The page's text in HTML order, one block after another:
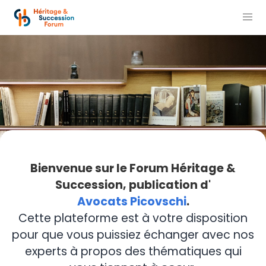
Bienvenue sur le Forum Héritage &
Succession, publication d'
Avocats Picovschi.
Cette plateforme est à votre disposition
pour que vous puissiez échanger avec nos
experts à propos des thématiques qui